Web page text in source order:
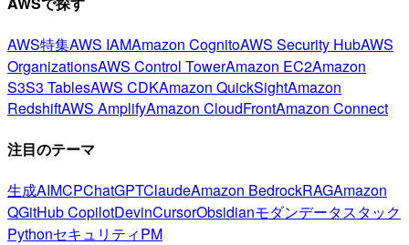
AWS特集AWS IAMAmazon CognitoAWS Security HubAWS
OrganizationsAWS Control TowerAmazon EC2Amazon
S3S3 TablesAWS CDKAmazon QuickSightAmazon
RedshiftAWS AmplifyAmazon CloudFrontAmazon Connect
注目のテーマ
生成AIMCPChatGPTClaudeAmazon BedrockRAGAmazon
QGitHub CopilotDevinCursorObsidianモダンデータスタック
PythonセキュリティPM